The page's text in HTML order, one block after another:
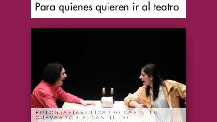
FOTOGRAFÍAS: RICARDO CASTILLO
CUEVAS (@RIALCASTILLO)